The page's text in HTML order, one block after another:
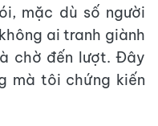
mặc dù số người
ai tranh giành
chờ đến lượt. Đây
mà tôi chứng kiến